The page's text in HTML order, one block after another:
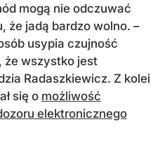
mogą nie odczuwać
że jadą bardzo wolno. –
usypia czujność
że wszystko jest
Radaszkiewicz. Z kolei
się o możliwość
elektronicznego